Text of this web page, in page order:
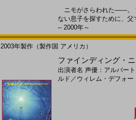
ニモがさらわれた――。
ない息子を探すために、
-- 2000年～
2003年製作（製作国 アメリカ）
ファインディング・
出演者名 声優：アルバー
ルド ／ ウィレム・デフォ